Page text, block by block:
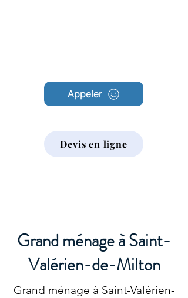
Appeler
Devis en ligne
Grand ménage à Saint-
Valérien-de-Milton
Grand ménage à Saint-Valérien-